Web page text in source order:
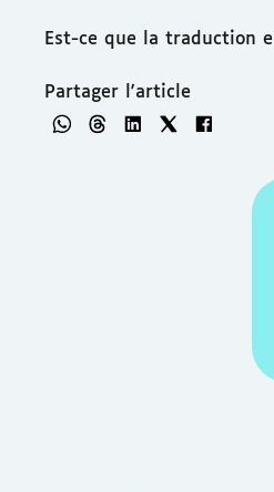
Est-ce que la traduction
Partager l'article